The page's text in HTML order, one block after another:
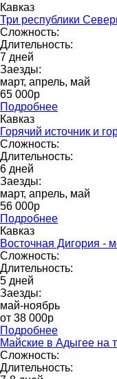
Кавказ
Три республики
Сложность:
Длительность:
7 дней
Заезды:
март, апрель, май
65 000p
Подробнее
Кавказ
Горячий источник и
Сложность:
Длительность:
6 дней
Заезды:
март, апрель, май
56 000р
Подробнее
Кавказ
Восточная Дигория -
Сложность:
Длительность:
5 дней
Заезды:
май-ноябрь
от 38 000p
Подробнее
Майские в Адыгее на
Сложность:
Длительность: